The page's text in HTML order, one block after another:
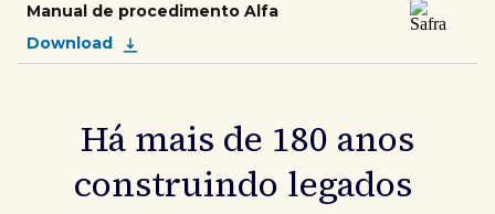
Manual de procedimento Alfa
Download
Há mais de 180 anos
construindo legados